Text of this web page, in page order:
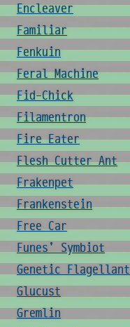
Encleaver
Familiar
Fenkuin
Feral Machine
Fid-Chick
Filamentron
Fire Eater
Flesh Cutter Ant
Frakenpet
Frankenstein
Free Car
Funes' Symbiot
Genetic Flagellant
Glucust
Gremlin